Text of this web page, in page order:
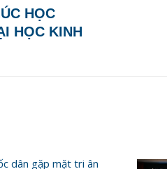
HỌC
HỌC KINH
dân gặp mặt tri ân